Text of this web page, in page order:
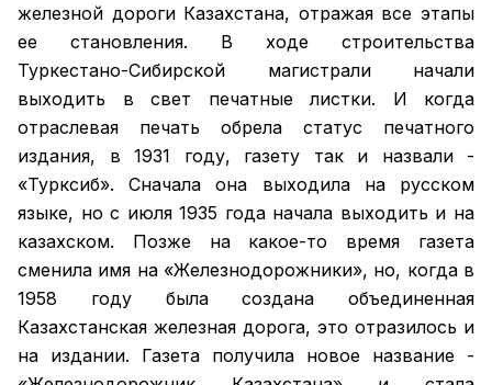
железной дороги Казахстана, отражая все этапы
ее становления. В ходе строительства
Туркестано-Сибирской магистрали начали
выходить в свет печатные листки. И когда
отраслевая печать обрела статус печатного
издания, в 1931 году, газету так и назвали -
«Турксиб». Сначала она выходила на русском
языке, но с июля 1935 года начала выходить и на
казахском. Позже на какое-то время газета
сменила имя на «Железнодорожники», но, когда в
1958 году была создана объединенная
Казахстанская железная дорога, это отразилось и
на издании. Газета получила новое название -